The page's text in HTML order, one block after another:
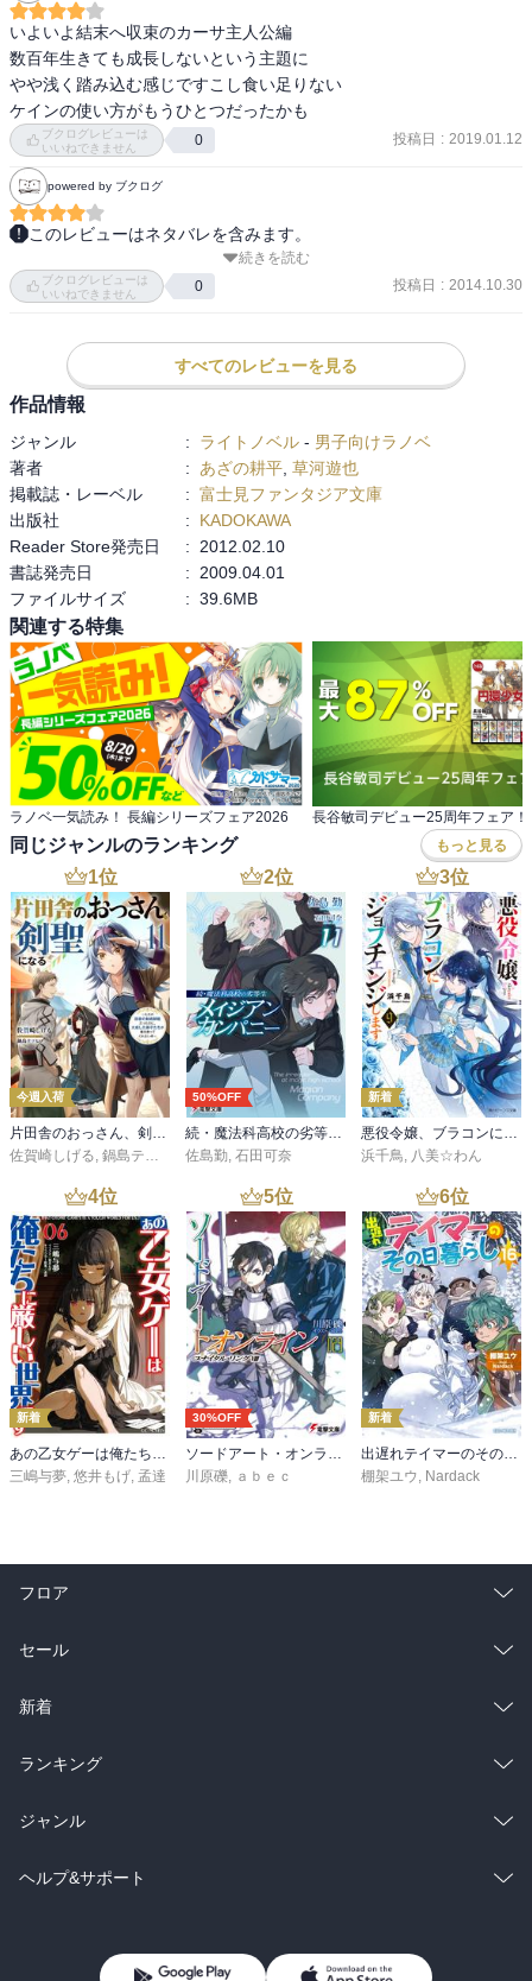
いよいよ結末へ収束のカーサ主人公編
数百年生きても成長しないという主題に
やや浅く踏み込む感じですこし食い足りない
ケインの使い方がもうひとつだったかも
ブクログレビューは
いいねできません
0 投稿日 : 2019.01.12
powered by ブクログ
このレビューはネタバレを含みます。
インが生まれるまでの経緯ですね。
ジローに嫉妬しつつも嫌いじゃないというカーサ。初めて自分の血
族、混血児に会い、共に生きる強さを知ったカーサ。
これを見てるとどうして後々あんなことになるんだろうって思っち
ゃうね・・・。
ここまで掘り下げられるあたり、BBBのもう一人の主人公って感じ
だな。
闘将の血を受け継ぐものとして、強靭で明確な意志をもつサヤカの
姿が眩しかった。
「かもしれない。だけど、私たちは選んだんだ。犠牲になって死ぬ
より、害となって生きることを」
九龍の血統も単なる一つの種族として考えると難しいところだよな
ぁ。
サブタイ通り、遂に復活参戦したジロー。
ミミコが必要だと、力になって欲しいと呼ぶところがいいね。守る
べきものがあるとき、人は強くなれる。そういうことでしょう。
次が最終巻ですが、最高のクライマックスを期待。
続きを読む
ブクログレビューは
いいねできません
0 投稿日 : 2014.10.30
すべてのレビューを見る
作品情報
ジャンル : ライトノベル - 男子向けラノベ
著者
: あざの耕平 草河遊也
掲載誌・レーベル
: 富士見ファンタジア文庫
出版社
:
KADOKAWA
Reader Store発売日
:
2012.02.10
書誌発売日
:
2009.04.01
ファイルサイズ
: 39.6MB
関連する特集
ラノベ一気読み！ 長編シリーズフェア2026 長谷敏司デビュー25周年フェア！
同じジャンルのランキング もっと見る
1位
今週入荷
片田舎のおっさん、剣聖になる 11 ～ただの田舎の剣術師範だったのに、大成した弟子たちが俺を放ってくれない件～
佐賀崎しげる, 鍋島テツヒロ
2位
50%OFF
続・魔法科高校の劣等生 メイジアン・カンパニー(11)
佐島勤, 石田可奈
3位
新着
悪役令嬢、ブラコンにジョブチェンジします９【電子特典付き】
浜千鳥, 八美☆わん
4位
新着
三嶋与夢 悠井もげ 孟達
5位
30%OFF
川原礫
ａｂｅｃ
6位
新着
棚架ユウ Nardack
フロア
総合
ラノベ
雑誌・グラビア
BL・TL
セール
総合
ラノベ
雑誌・グラビア
BL・TL
新着
総合
ラノベ
雑誌・グラビア
ランキング
総合
ラノベ
ジャンル
コミック
ヘルプ&サポート